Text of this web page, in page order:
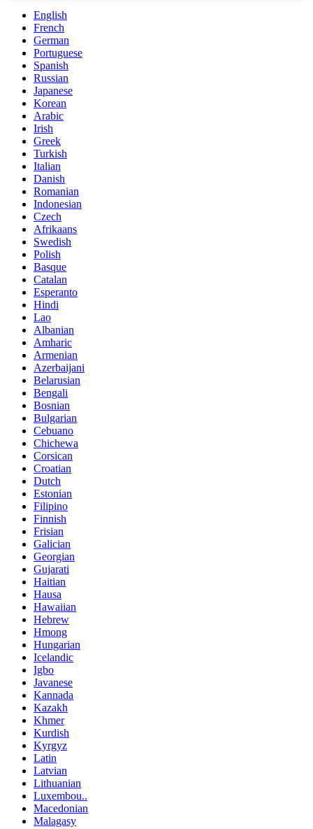
English
French
German
Portuguese
Spanish
Russian
Japanese
Korean
Arabic
Irish
Greek
Turkish
Italian
Danish
Romanian
Indonesian
Czech
Afrikaans
Swedish
Polish
Basque
Catalan
Esperanto
Hindi
Lao
Albanian
Amharic
Armenian
Azerbaijani
Belarusian
Bengali
Bosnian
Bulgarian
Cebuano
Chichewa
Corsican
Croatian
Dutch
Estonian
Filipino
Finnish
Frisian
Galician
Georgian
Gujarati
Haitian
Hausa
Hawaiian
Hebrew
Hmong
Hungarian
Icelandic
Igbo
Javanese
Kannada
Kazakh
Khmer
Kurdish
Kyrgyz
Latin
Latvian
Lithuanian
Luxembou..
Macedonian
Malagasy